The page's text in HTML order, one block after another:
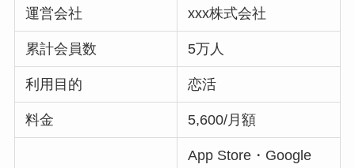
運営会社 xxx株式会社
累計会員数 5万人
利用目的 恋活
料金 5,600/月額
App Store・Google